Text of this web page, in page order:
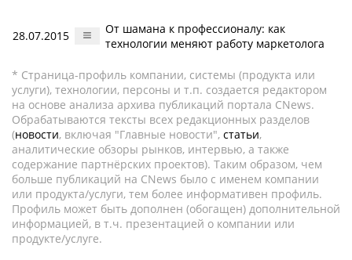
28.07.2015
От шамана к профессионалу: как
технологии меняют работу маркетолога
* Страница-профиль компании, системы (продукта или
услуги), технологии, персоны и т.п. создается редактором
на основе анализа архива публикаций портала CNews.
Обрабатываются тексты всех редакционных разделов
(новости, включая "Главные новости", статьи,
аналитические обзоры рынков, интервью, а также
содержание партнёрских проектов). Таким образом, чем
больше публикаций на CNews было с именем компании
или продукта/услуги, тем более информативен профиль.
Профиль может быть дополнен (обогащен) дополнительной
информацией, в т.ч. презентацией о компании или
продукте/услуге.